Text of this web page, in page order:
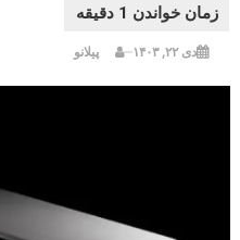
دی ۲۲, ۱۴۰۳ پیلانو